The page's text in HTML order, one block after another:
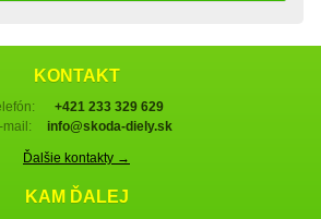
KONTAKT
+421 233 329 629
mail:
info@skoda-diely.sk
Ďalšie kontakty →
KAM ĎALEJ